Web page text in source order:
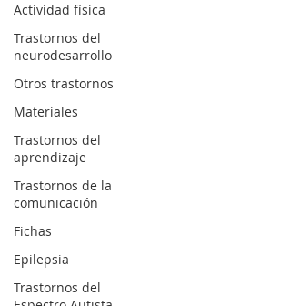
Actividad física
Trastornos del
neurodesarrollo
Otros trastornos
Materiales
Trastornos del
aprendizaje
Trastornos de la
comunicación
Fichas
Epilepsia
Trastornos del